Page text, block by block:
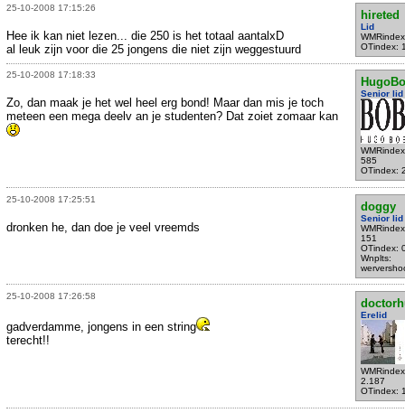
25-10-2008 17:15:26
hireted
Lid
OTindex:
Hee ik kan niet lezen... die 250 is het totaal aantalxD
al leuk zijn voor die 25 jongens die niet zijn weggestuurd
25-10-2008 17:18:33
Senior lid
585
OTindex:
Zo, dan maak je het wel heel erg bond! Maar dan mis je toch
meteen een mega deelv an je studenten? Dat zoiet zomaar kan
25-10-2008 17:25:51
doggy
Senior lid
151
OTindex:
Wnplts:
dronken he, dan doe je veel vreemds
25-10-2008 17:26:58
Erelid
2.187
OTindex:
gadverdamme, jongens in een string
terecht!!